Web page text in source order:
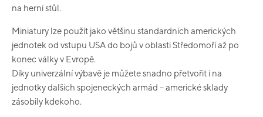
na herní stůl.
Miniatury lze použít jako většinu standardních amerických
jednotek od vstupu USA do bojů v oblasti Středomoří až po
konec války v Evropě.
Díky univerzální výbavě je můžete snadno přetvořit i na
jednotky dalších spojeneckých armád – americké sklady
zásobily kdekoho.